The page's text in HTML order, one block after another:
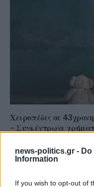
news-politics.gr -
Information
If you wish to opt-out of
Χειροπέδες σε
– Συγκέντρωνε